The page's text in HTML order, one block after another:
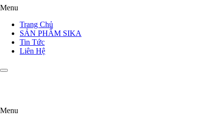
Menu
Trang Chủ
SẢN PHẨM SIKA
Tin Tức
Liên Hệ
Menu